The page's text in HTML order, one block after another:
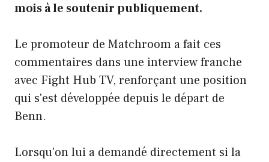
mois à le soutenir publiquement.
Le promoteur de Matchroom a fait ces
commentaires dans une interview franche
avec Fight Hub TV, renforçant une position
qui s'est développée depuis le départ de
Benn.
Lorsqu'on lui a demandé directement si la